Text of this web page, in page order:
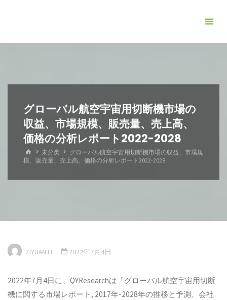
グローバル航空宇宙用切断機市場の
収益、市場規模、販売量、売上高、
価格の分析レポート2022-2028
ホ
ー
未分类
グローバル航空宇宙用切断機市場の収益、市場規
模、販売量、売上高、価格の分析レポート2022-2028
ZIYUAN LI 2022年7月4日
2022年7月4日に、QYResearchは「グローバル航空宇宙用切断
機に関する市場レポート, 2017年-2028年の推移と予測、会社